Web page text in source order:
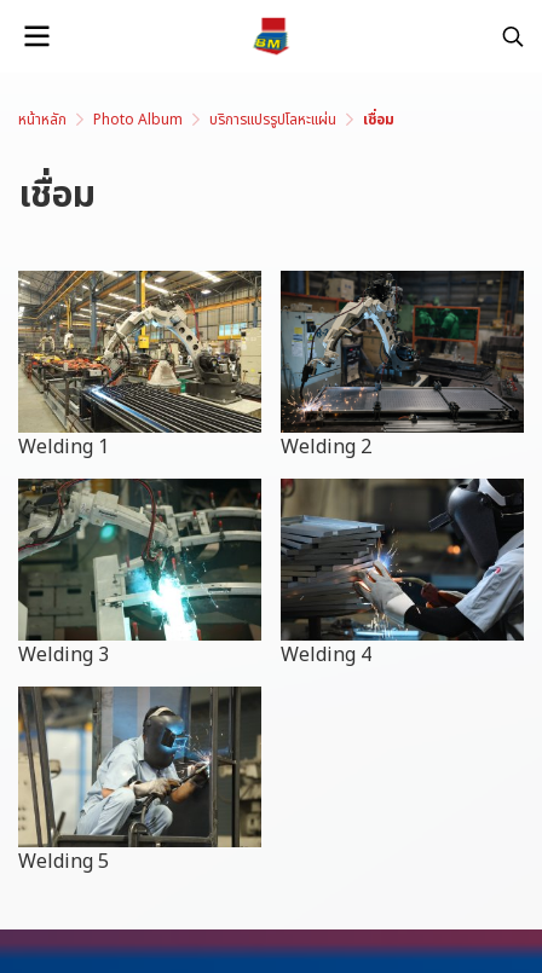
หน้าหลัก Photo Album บริการแปรรูปโลหะแผ่น เชื่อม
เชื่อม
Welding 1
Welding 3
Welding 5
Welding 2
Welding 4